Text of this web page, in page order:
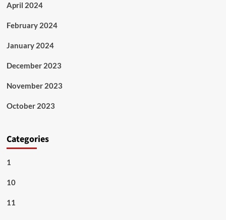
April 2024
February 2024
January 2024
December 2023
November 2023
October 2023
Categories
1
10
11